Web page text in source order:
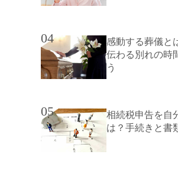
04
感動する葬儀と
伝わる別れの時
う
05
相続税申告を自
は？手続きと書